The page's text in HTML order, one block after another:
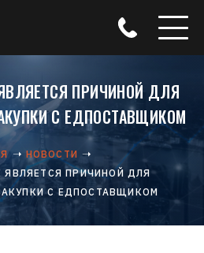
ПРИЧИНОЙ ДЛЯ
С ЕДПОСТАВЩИКОМ
НОВОСТИ
ЯВЛЯЕТСЯ ПРИЧИНОЙ ДЛЯ
С ЕДПОСТАВЩИКОМ